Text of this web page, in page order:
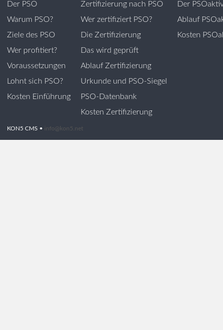
Der PSO
Warum PSO?
Ziele des PSO
Wer profitiert?
Voraussetzungen
Lohnt sich PSO?
Kosten Einführung
Zertifizierung nach PSO
Wer zertifiziert PSO?
Die Zertifizierung
Das wird geprüft
Ablauf Zertifizierung
Urkunde und PSO-Siegel
PSO-Datenbank
Kosten Zertifizierung
Der
Ablauf
Kosten
KON5 CMS • info@kon5.net